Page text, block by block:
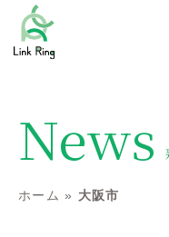
News
ホーム » 大阪市